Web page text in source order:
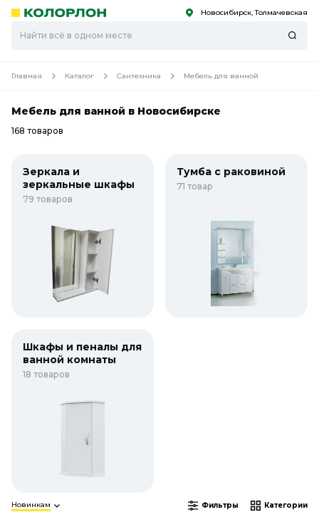
Скоро
Скоро Новосибирск, Толмачевская
Главная Каталог Сантехника Мебель для ванной
Мебель для ванной в Новосибирске
168 товаров
Зеркала и
зеркальные шкафы
79 товаров
Тумба с раковиной
71 товар
Шкафы и пеналы для
ванной комнаты
18 товаров
Новинкам Фильтры Категории